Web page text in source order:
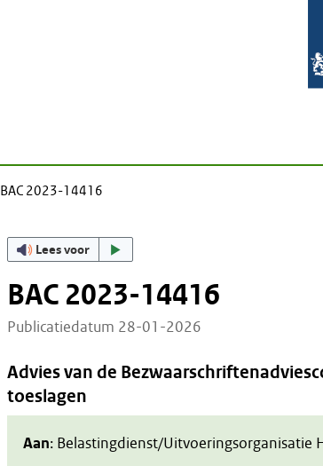
BAC 2023-14416
Lees voor
BAC 2023-14416
Publicatiedatum 28-01-2026
Advies van de
toeslagen
Aan: Belastingdienst/Uitvoeringsorganisatie